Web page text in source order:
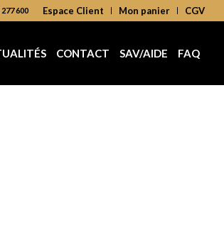
Espace Client Mon panier CGV
600
CONTACT SAV/AIDE FAQ